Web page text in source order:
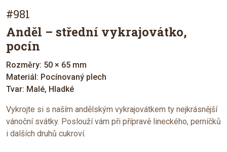
#981
Anděl – střední vykrajovátko,
pocín
Rozměry: 50 × 65 mm
Materiál: Pocínovaný plech
Tvar: Malé, Hladké
Vykrojte si s naším andělským vykrajovátkem ty nejkrásnější
vánoční svátky. Poslouží vám při přípravě lineckého, perníčků
i dalších druhů cukroví.